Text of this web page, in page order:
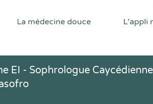
La médecine douce L'appli
EI - Sophrologue